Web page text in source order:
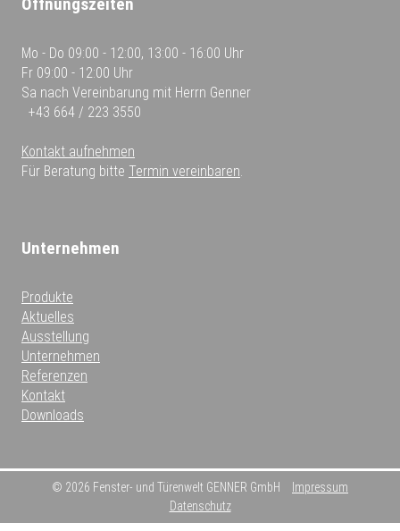
Mo - Do 09:00 - 12:00, 13:00 - 16:00 Uhr
Fr 09:00 - 12:00 Uhr
Sa nach Vereinbarung mit Herrn Genner
+43 664 / 223 3550
Kontakt aufnehmen
Für Beratung bitte Termin vereinbaren.
Unternehmen
Produkte
Aktuelles
Ausstellung
Unternehmen
Referenzen
Kontakt
Downloads
© 2026 Fenster- und Türenwelt GENNER GmbH
Impressum
Datenschutz